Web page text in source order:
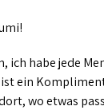
ich habe jede
ist ein
wo etwas